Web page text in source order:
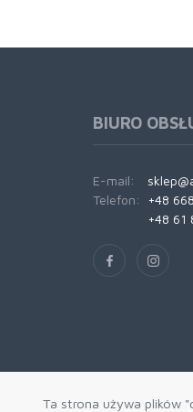
Ta strona używa plików
BIURO
E-mail:
Telefon:
+48
+48 61